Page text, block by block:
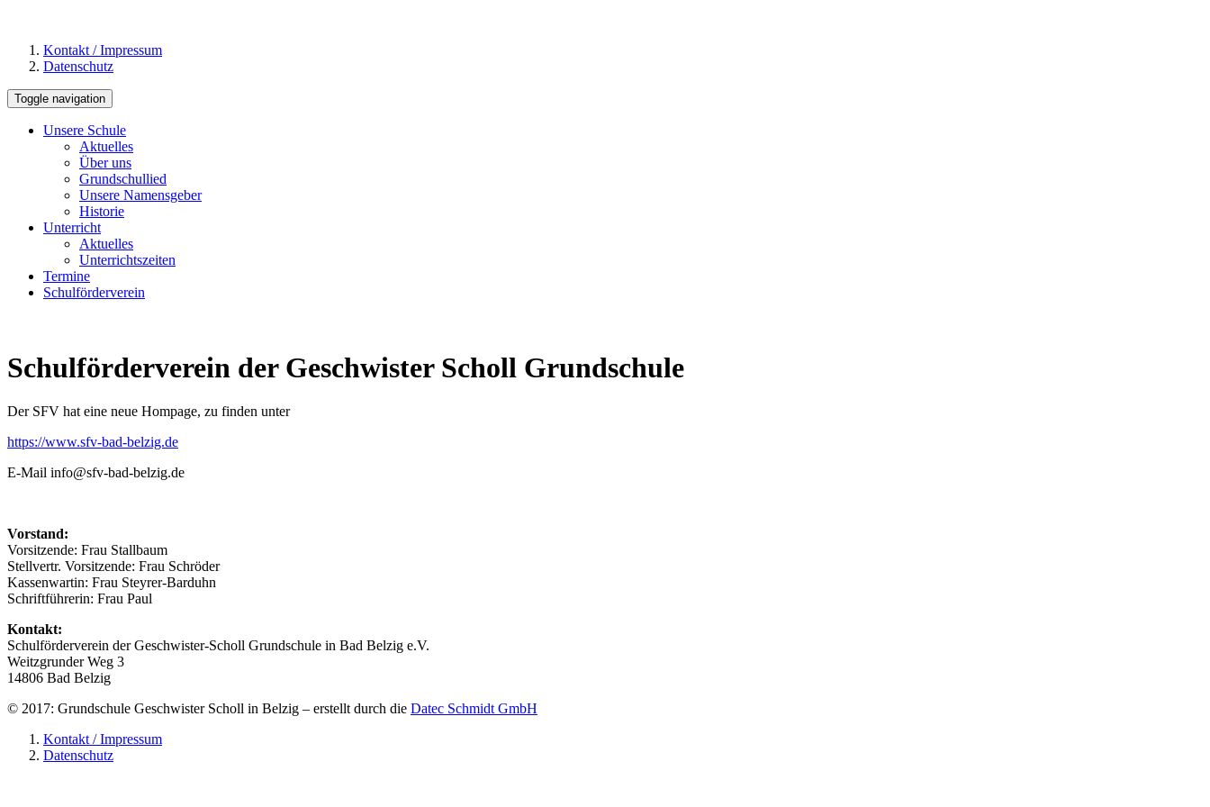
Kontakt / Impressum
Datenschutz
Toggle navigation
Unsere Schule
Aktuelles
Über uns
Grundschullied
Unsere Namensgeber
Historie
Unterricht
Aktuelles
Unterrichtszeiten
Termine
Schulförderverein
Schulförderverein der Geschwister Scholl Grundschule
Der SFV hat eine neue Hompage, zu finden unter
https://www.sfv-bad-belzig.de
E-Mail info@sfv-bad-belzig.de
Vorstand:
Vorsitzende: Frau Stallbaum
Stellvertr. Vorsitzende: Frau Schröder
Kassenwartin: Frau Steyrer-Barduhn
Schriftführerin: Frau Paul
Kontakt:
Schulförderverein der Geschwister-Scholl Grundschule in Bad Belzig e.V.
Weitzgrunder Weg 3
14806 Bad Belzig
© 2017: Grundschule Geschwister Scholl in Belzig – erstellt durch die Datec Schmidt GmbH
Kontakt / Impressum
Datenschutz